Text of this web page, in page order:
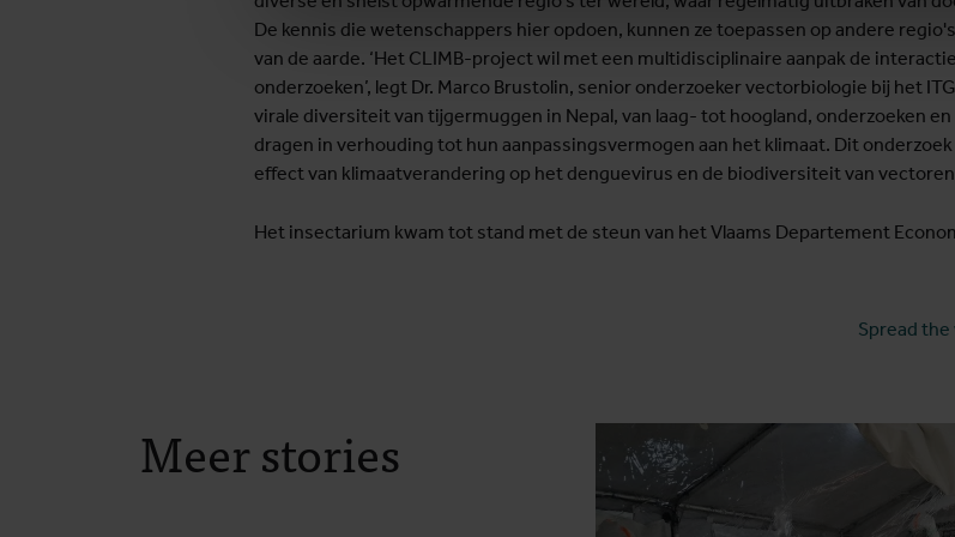
De kennis die wetenschappers hier opdoen, kunnen ze toepassen op andere
van de aarde. ‘Het CLIMB-project wil met een multidisciplinaire aanpak de
onderzoeken’, legt Dr. Marco Brustolin, senior onderzoeker vectorbiologie bij het
virale diversiteit van tijgermuggen in Nepal, van laag- tot hoogland, onderzoeken
dragen in verhouding tot hun aanpassingsvermogen aan het klimaat. Dit
effect van klimaatverandering op het denguevirus en de biodiversiteit van
Het insectarium kwam tot stand met de steun van het Vlaams Departement
Spread
Meer stories